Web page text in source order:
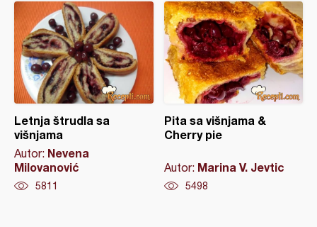
Letnja štrudla sa
višnjama
Autor: Nevena
Milovanović
5811
Pita sa višnjama &
Cherry pie
Autor: Marina V. Jevtic
5498